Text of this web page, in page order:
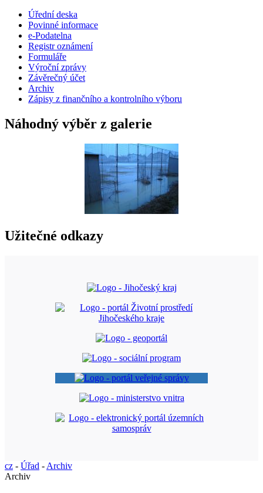
Úřední deska
Povinné informace
e-Podatelna
Registr oznámení
Formuláře
Výroční zprávy
Závěrečný účet
Archiv
Zápisy z finančního a kontrolního výboru
Náhodný výběr z galerie
Užitečné odkazy
cz - Úřad - Archiv
Archiv